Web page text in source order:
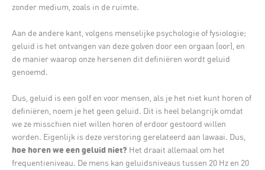
zonder medium, zoals in de ruimte.
Aan de andere kant, volgens menselijke psychologie of fysiologie;
geluid is het ontvangen van deze golven door een orgaan (oor), en
de manier waarop onze hersenen dit definiëren wordt geluid
genoemd.
Dus, geluid is een golf en voor mensen, als je het niet kunt horen of
definiëren, noem je het geen geluid. Dit is heel belangrijk omdat
we ze misschien niet willen horen of erdoor gestoord willen
worden. Eigenlijk is deze verstoring gerelateerd aan lawaai. Dus,
hoe horen we een geluid niet? Het draait allemaal om het
frequentieniveau. De mens kan geluidsniveaus tussen 20 Hz en 20